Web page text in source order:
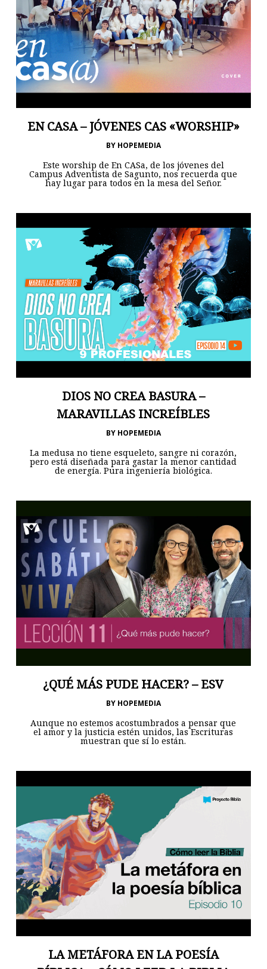
EN CASA – JÓVENES CAS «WORSHIP»
BY HOPEMEDIA
Este worship de En CASa, de los jóvenes del
Campus Adventista de Sagunto, nos recuerda que
hay lugar para todos en la mesa del Señor.
DIOS NO CREA BASURA –
MARAVILLAS INCREÍBLES
BY HOPEMEDIA
La medusa no tiene esqueleto, sangre ni corazón,
pero está diseñada para gastar la menor cantidad
de energía. Pura ingeniería biológica.
¿QUÉ MÁS PUDE HACER? – ESV
BY HOPEMEDIA
Aunque no estemos acostumbrados a pensar que
el amor y la justicia estén unidos, las Escrituras
muestran que sí lo están.
LA METÁFORA EN LA POESÍA